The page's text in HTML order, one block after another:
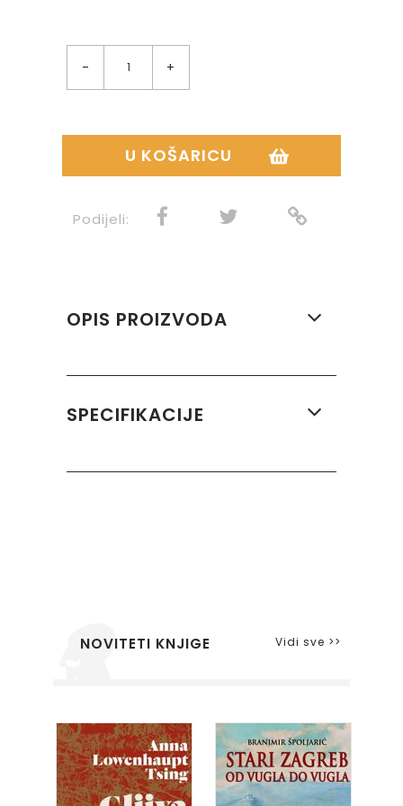
- +
U KOŠARICU
Podijeli:
OPIS PROIZVODA
SPECIFIKACIJE
NOVITETI KNJIGE Vidi sve >>